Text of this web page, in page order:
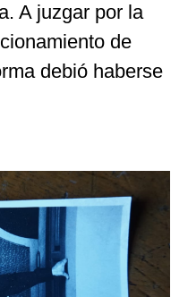
A juzgar por la
de
debió haberse